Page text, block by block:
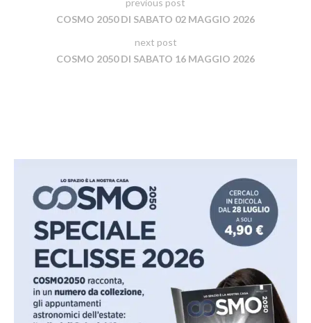
previous post
COSMO 2050 DI SABATO 02 MAGGIO 2026
next post
COSMO 2050 DI SABATO 16 MAGGIO 2026